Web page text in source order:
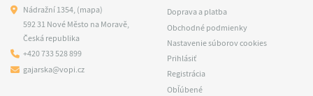
Nádražní 1354,(mapa)
592 31 Nové Město na Moravě,
Česká republika
+420 733 528 899
gajarska@vopi.cz
Doprava a platba
Obchodné podmienky
Nastavenie súborov cookies
Prihlásiť
Registrácia
Obľúbené